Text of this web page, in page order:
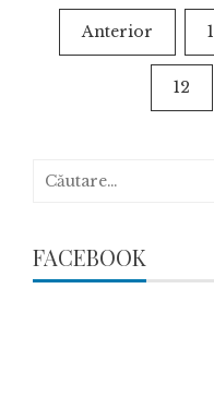
Paginație
articole
Anterior 1
12
Caută
FACEBOOK